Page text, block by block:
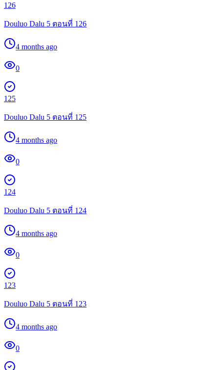
126
Douluo Dalu 5 ตอนที่ 126
4 months ago
0
125
Douluo Dalu 5 ตอนที่ 125
4 months ago
0
124
Douluo Dalu 5 ตอนที่ 124
4 months ago
0
123
Douluo Dalu 5 ตอนที่ 123
4 months ago
0